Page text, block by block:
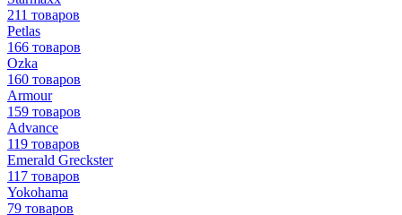
211 товаров
Petlas
166 товаров
Ozka
160 товаров
Armour
159 товаров
Advance
119 товаров
Emerald Greckster
117 товаров
Yokohama
79 товаров